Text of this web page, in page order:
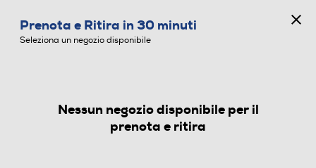
ACCESSORI
Prenota e Ritira in 30 minuti
Seleziona un negozio disponibile
Nessun negozio disponibile per il
prenota e ritira